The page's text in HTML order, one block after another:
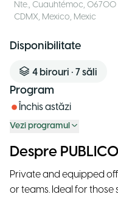
Nte., Cuauhtémoc,
CDMX, Mexico, Mexic
Disponibilitate
4 birouri • 7 săli
Program
Închis astăzi
Vezi programul
Despre
Private and equipped
or teams. Ideal for those